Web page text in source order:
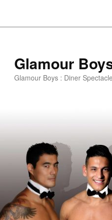
Glamour
Glamour Boys : Diner